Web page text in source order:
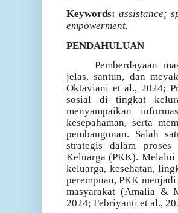
Keywords: assistance;
empowerment.
PENDAHULUAN
Pemberdayaan
jelas, santun, dan
Oktaviani et al., 2024;
sosial di tingkat
menyampaikan
kesepahaman, serta
pembangunan. Salah
strategis dalam proses
Keluarga (PKK). Melalui
keluarga, kesehatan,
perempuan, PKK
masyarakat (Amalia &
2024; Febriyanti et al.,